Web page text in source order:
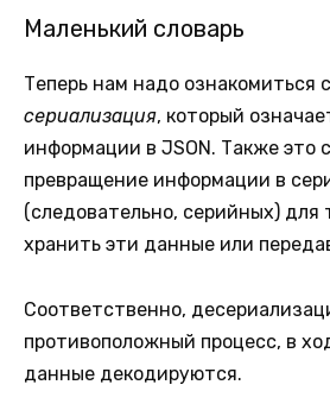
Маленький словарь
Теперь нам надо ознакомиться
сериализация, который
информации в JSON. Также это
превращение информации в
(следовательно, серийных) для
хранить эти данные или
Соответственно,
противоположный процесс, в
данные декодируются.